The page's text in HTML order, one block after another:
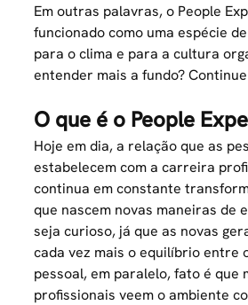
Em outras palavras, o People
funcionado como uma espécie
para o clima e para a cultura
entender mais a fundo?
O que é o People
Hoje em dia, a relação que as
estabelecem com a carreira
continua em constante
que nascem novas maneiras de
seja curioso, já que as novas
cada vez mais o equilíbrio entre
pessoal, em paralelo, fato é que
profissionais veem o ambiente